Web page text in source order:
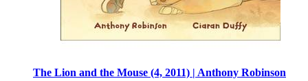
The Lion and the Mouse (4, 2011) | Anthony Robinson